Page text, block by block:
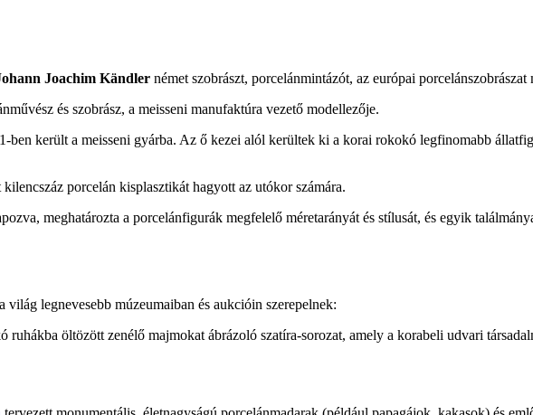
Joachim Kändler német szobrászt, porcelánmintázót, az európai porcelánszobrászat
és szobrász, a meisseni manufaktúra vezető modellezője.
ben került a meisseni gyárba. Az ő kezei alól kerültek ki a korai rokokó legfinomabb
porcelán kisplasztikát hagyott az utókor számára.
meghatározta a porcelánfigurák megfelelő méretarányát és stílusát, és egyik
legnevesebb múzeumaiban és aukcióin szerepelnek:
ruhákba öltözött zenélő majmokat ábrázoló szatíra-sorozat, amely a korabeli udvari